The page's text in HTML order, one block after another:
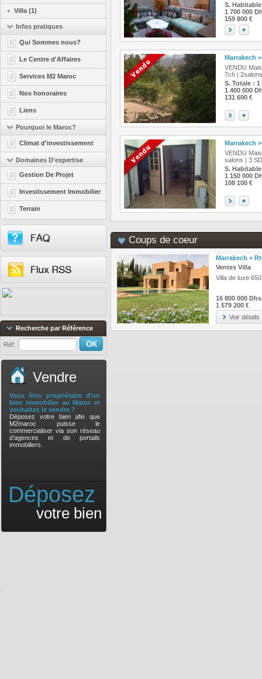
Villa (1)
Infos pratiques
Qui Sommes nous?
Le Centre d'Affaires
Services M2 Maroc
Nos honoraires
Liens
Pourquoi le Maroc?
Climat d'investissement
Domaines D'expertise
Gestion De Projet
Investissement Immobilier
Terrain
Recherche par Référence
Réf:
Vendre
Vous êtes propriétaire d’un
bien immobilier au Maroc et
souhaitez le vendre ?
Déposez votre bien afin que
M2maroc puisse le
commercialiser via son réseau
d’agences et de portails
immobiliers.
Déposez
votre bien
S.
1 700 000
159 800 €
Marrakech >
VENDU
7ch |
S. Totale : 1
1 400 000
131 600 €
Marrakech >
VENDU
salons | 3
S.
1 150 000
108 100 €
Coups de coeur
Marrakech »
Ventes Villa
Villa de luxe
16 800 000 Dhs
1 579 200 €
Voir détails